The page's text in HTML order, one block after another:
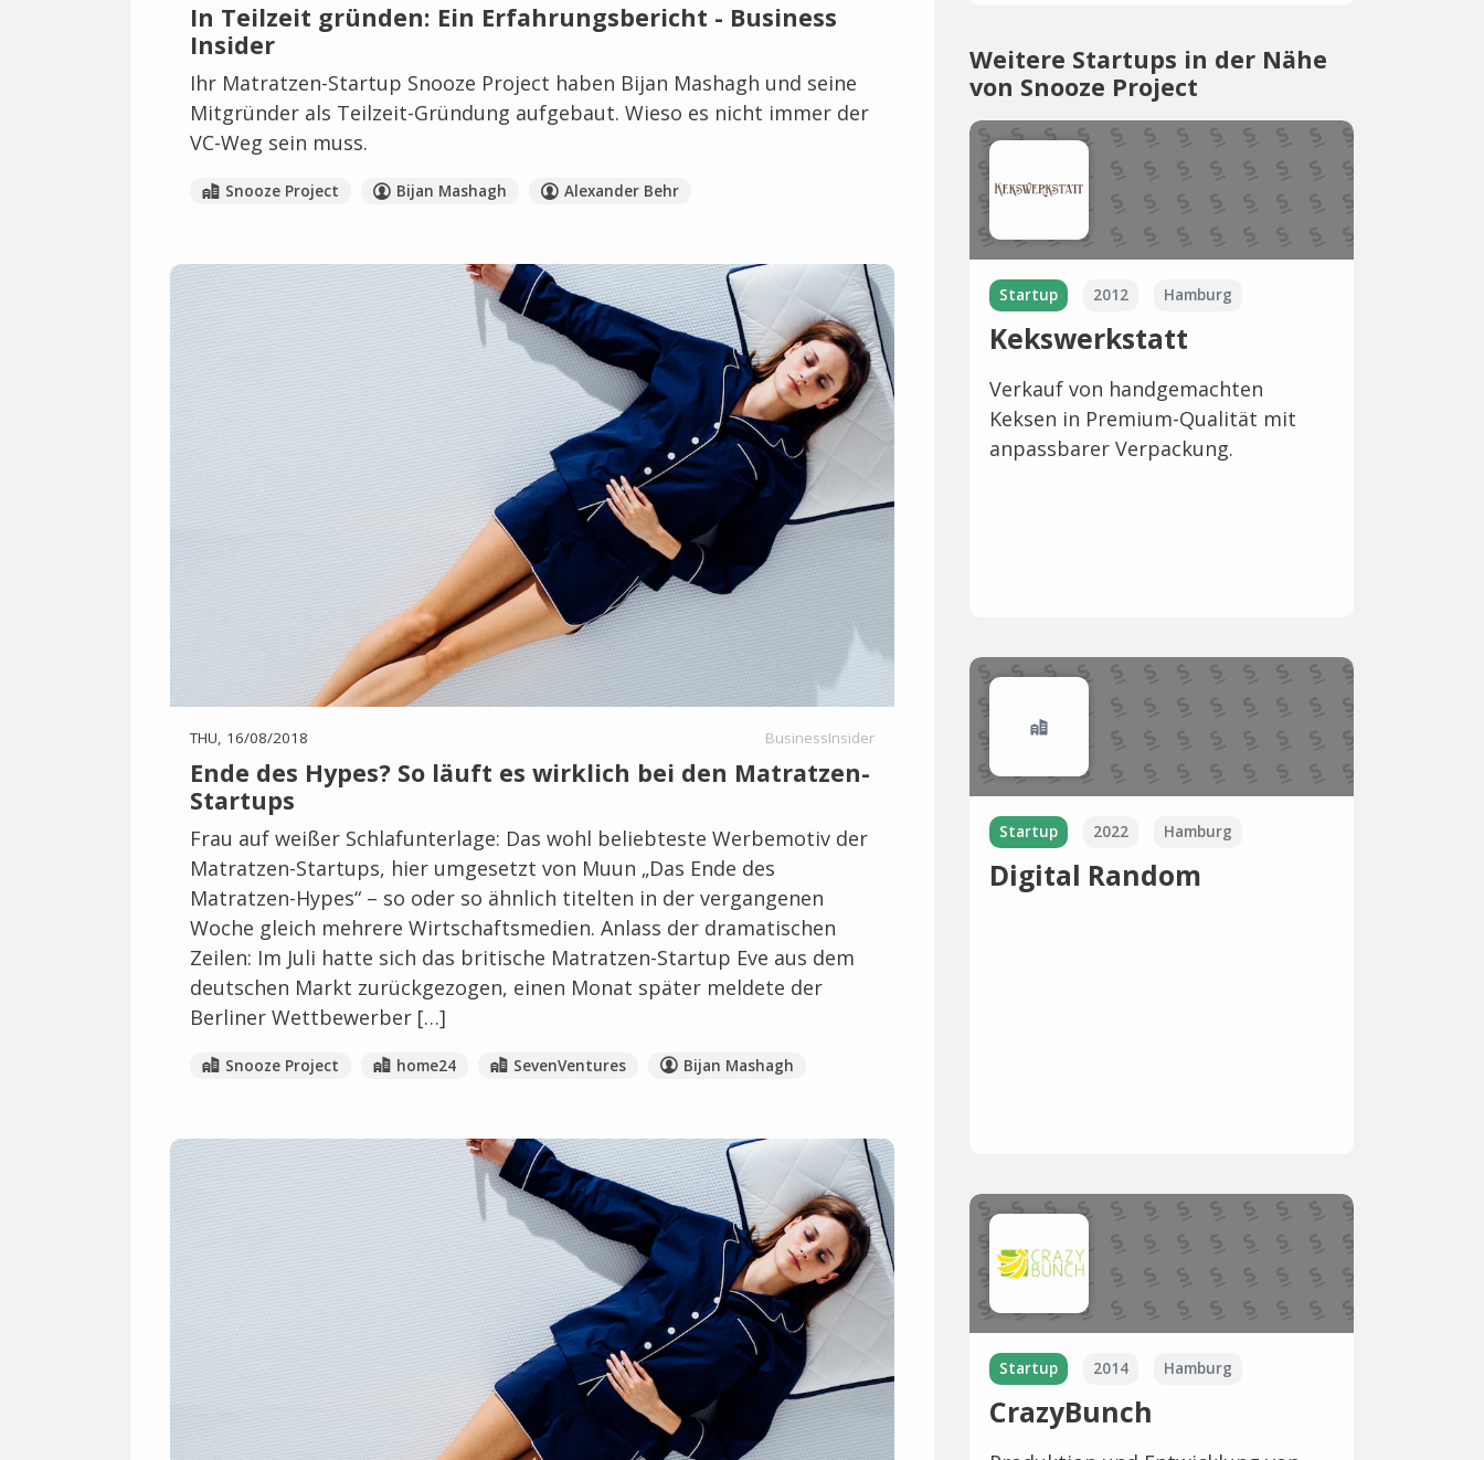
In Teilzeit gründen: Ein Erfahrungsbericht - Business
Insider
Ihr Matratzen-Startup Snooze Project haben Bijan Mashagh und seine
Mitgründer als Teilzeit-Gründung aufgebaut. Wieso es nicht immer der
VC-Weg sein muss.
Snooze Project Bijan Mashagh Alexander Behr
THU, 16/08/2018 BusinessInsider
Ende des Hypes? So läuft es wirklich bei den Matratzen-
Startups
Frau auf weißer Schlafunterlage: Das wohl beliebteste Werbemotiv der
Matratzen-Startups, hier umgesetzt von Muun „Das Ende des
Matratzen-Hypes“ – so oder so ähnlich titelten in der vergangenen
Woche gleich mehrere Wirtschaftsmedien. Anlass der dramatischen
Zeilen: Im Juli hatte sich das britische Matratzen-Startup Eve aus dem
deutschen Markt zurückgezogen, einen Monat später meldete der
Berliner Wettbewerber […]
Snooze Project home24 SevenVentures Bijan Mashagh
Weitere Startups in der Nähe
von Snooze Project
Startup 2012 Hamburg
Kekswerkstatt
Verkauf von handgemachten
Keksen in Premium-Qualität mit
anpassbarer Verpackung.
Startup 2022 Hamburg
Digital Random
Startup 2014 Hamburg
CrazyBunch